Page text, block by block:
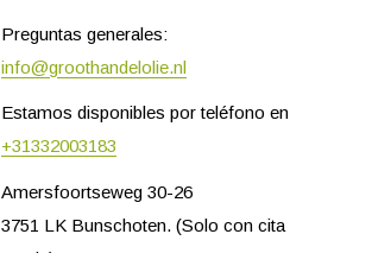
Preguntas generales:
info@groothandelolie.nl
Estamos disponibles por teléfono en
+31332003183
Amersfoortseweg 30-26
3751 LK Bunschoten. (Solo con cita